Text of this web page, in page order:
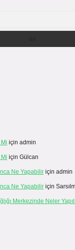
için admin
için Gülcan
Ne Yapabiliriçin admin
Ne Yapabiliriçin
Merkezinde Neler